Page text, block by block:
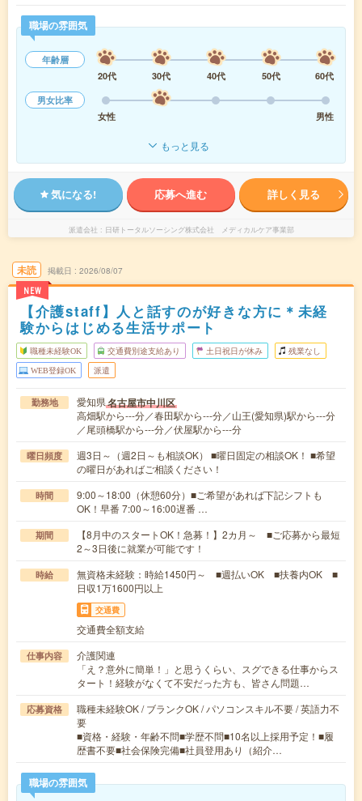
職場の雰囲気
年齢層
20代
30代 40代 50代
60代
男女比率
女性
男性
もっと見る
気になる! 応募へ進む 詳しく見る
派遣会社 日研トータルソーシング株式会社 メディカルケア事業部
未読
NEW
掲載日 2026/08/07
【介護staff】人と話すのが好きな方に＊未経
験からはじめる生活サポート
職種未経験OK 交通費別途支給あり 土日祝日が休み 残業なし
WEB登録OK 派遣
勤務地 愛知県名古屋市中川区
高畑駅から---分／春田駅から---分／山王(愛知県)駅から---分
／尾頭橋駅から---分／伏屋駅から---分
曜日頻度
週3日～（週2日～も相談OK） ■曜日固定の相談OK！ ■希望
の曜日があればご相談ください！
時間
9:00～18:00（休憩60分）■ご希望があれば下記シフトも
OK！早番 7:00～16:00遅番 …
期間
【8月中のスタートOK！急募！】2カ月～ ■ご応募から最短
2～3日後に就業が可能です！
時給
無資格未経験：時給1450円～ ■週払いOK ■扶養内OK ■
日収1万1600円以上
交通費
交通費全額支給
仕事内容
介護関連
「え？意外に簡単！」と思うくらい、スグできる仕事からス
タート！経験がなくて不安だった方も、皆さん問題…
応募資格
職種未経験OK / ブランクOK / パソコンスキル不要 / 英語力不
要
■資格・経験・年齢不問■学歴不問■10名以上採用予定！■履
歴書不要■社会保険完備■社員登用あり（紹介…
職場の雰囲気